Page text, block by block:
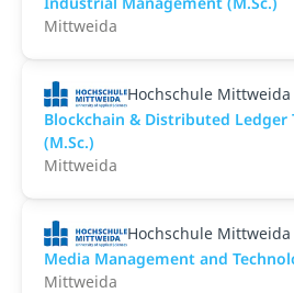
Mittweida
Hochschule Mittweida
Blockchain & Distributed Ledger
(M.Sc.)
Mittweida
Hochschule Mittweida
Media Management and
Mittweida